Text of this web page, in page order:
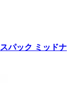
パック ミッドナ